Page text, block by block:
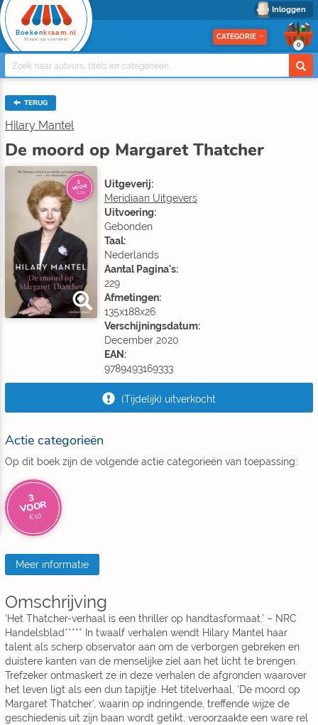
Inloggen
Boeken kraam.nl
Stapel op voordeel CATEGORIE
0
TERUG
Hilary Mantel
De moord op Margaret Thatcher
3
VOOR
€10
Uitgeverij:
Meridiaan Uitgevers
Uitvoering:
Gebonden
Taal:
Nederlands
Aantal Pagina's:
229
Afmetingen:
135x188x26
Verschijningsdatum:
December 2020
EAN:
9789493169333
(Tijdelijk) uitverkocht
Actie categorieën
Op dit boek zijn de volgende actie categorieën van toepassing:
3
VOOR
€10
Meer informatie
Omschrijving
‘Het Thatcher-verhaal is een thriller op handtasformaat.’ – NRC
Handelsblad***** In twaalf verhalen wendt Hilary Mantel haar
talent als scherp observator aan om de verborgen gebreken en
duistere kanten van de menselijke ziel aan het licht te brengen.
Trefzeker ontmaskert ze in deze verhalen de afgronden waarover
het leven ligt als een dun tapijtje. Het titelverhaal, ‘De moord op
Margaret Thatcher’, waarin op indringende, treffende wijze de
geschiedenis uit zijn baan wordt getikt, veroorzaakte een ware rel